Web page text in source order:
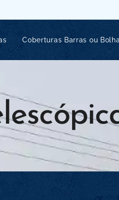
Coberturas Barras ou Bolha